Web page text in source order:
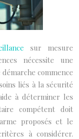
sur mesure
nécessite une
commence
liés à la sécurité
à déterminer les
compétent doit
proposés et le
à considérer.